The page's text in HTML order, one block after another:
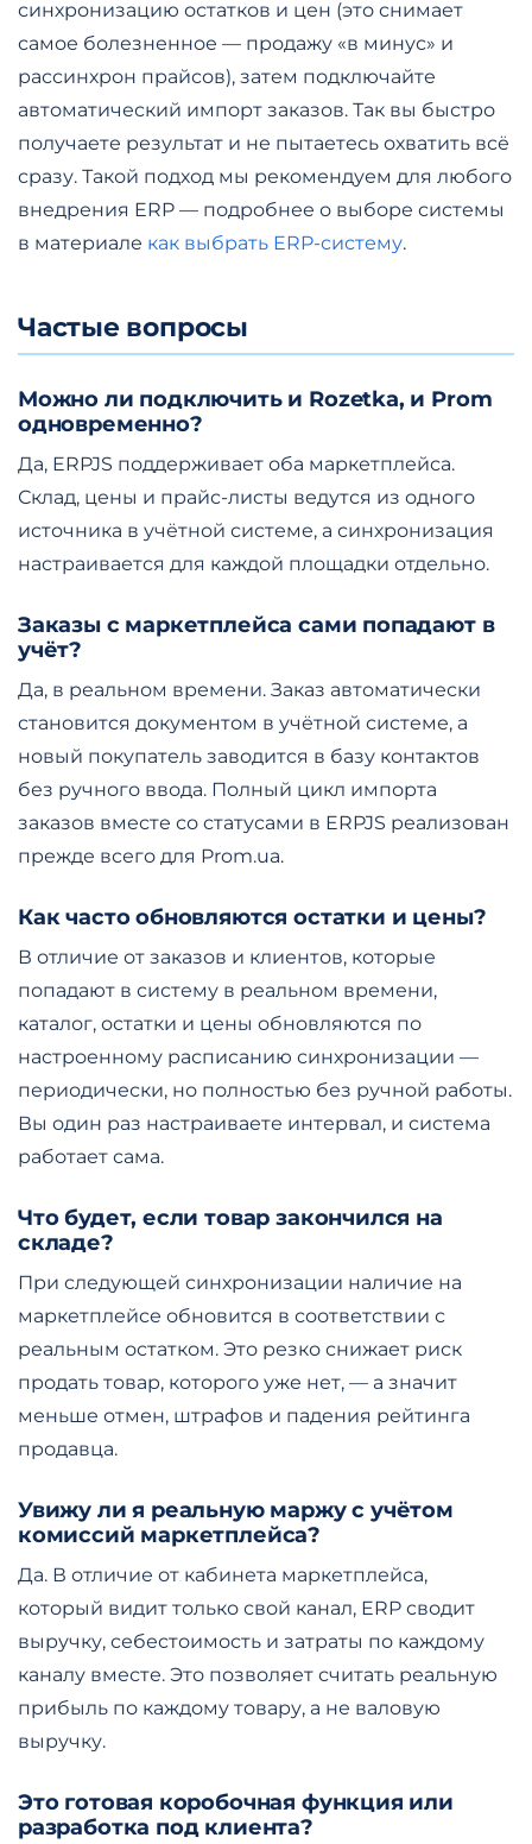
синхронизацию остатков и цен (это снимает
самое болезненное — продажу «в минус» и
рассинхрон прайсов), затем подключайте
автоматический импорт заказов. Так вы быстро
получаете результат и не пытаетесь охватить всё
сразу. Такой подход мы рекомендуем для любого
внедрения ERP — подробнее о выборе системы
в материале как выбрать ERP-систему.
Частые вопросы
Можно ли подключить и Rozetka, и Prom
одновременно?
Да, ERPJS поддерживает оба маркетплейса.
Склад, цены и прайс-листы ведутся из одного
источника в учётной системе, а синхронизация
настраивается для каждой площадки отдельно.
Заказы с маркетплейса сами попадают в
учёт?
Да, в реальном времени. Заказ автоматически
становится документом в учётной системе, а
новый покупатель заводится в базу контактов
без ручного ввода. Полный цикл импорта
заказов вместе со статусами в ERPJS реализован
прежде всего для Prom.ua.
Как часто обновляются остатки и цены?
В отличие от заказов и клиентов, которые
попадают в систему в реальном времени,
каталог, остатки и цены обновляются по
настроенному расписанию синхронизации —
периодически, но полностью без ручной работы.
Вы один раз настраиваете интервал, и система
работает сама.
Что будет, если товар закончился на
складе?
При следующей синхронизации наличие на
маркетплейсе обновится в соответствии с
реальным остатком. Это резко снижает риск
продать товар, которого уже нет, — а значит
меньше отмен, штрафов и падения рейтинга
продавца.
Увижу ли я реальную маржу с учётом
комиссий маркетплейса?
Да. В отличие от кабинета маркетплейса,
который видит только свой канал, ERP сводит
выручку, себестоимость и затраты по каждому
каналу вместе. Это позволяет считать реальную
прибыль по каждому товару, а не валовую
выручку.
Это готовая коробочная функция или
разработка под клиента?